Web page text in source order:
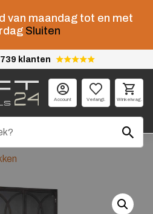
van maandag tot en met
Sluiten
739 klanten
Account Verlangl. Winkelwag.